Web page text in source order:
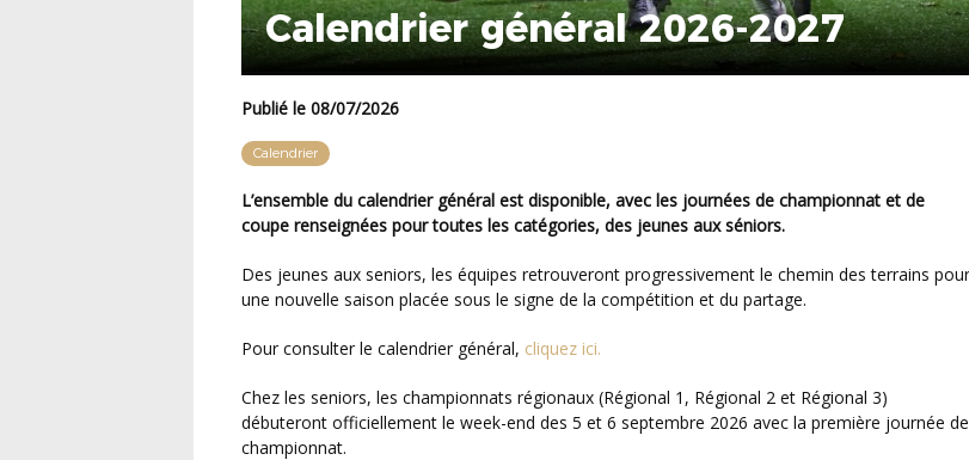
Calendrier général 2026-2027
Publié le 08/07/2026
Calendrier
L’ensemble du calendrier général est disponible, avec les journées de championnat et de
coupe renseignées pour toutes les catégories, des jeunes aux séniors.
Des jeunes aux seniors, les équipes retrouveront progressivement le chemin des terrains pour
une nouvelle saison placée sous le signe de la compétition et du partage.
Pour consulter le calendrier général, cliquez ici.
Chez les seniors, les championnats régionaux (Régional 1, Régional 2 et Régional 3)
débuteront officiellement le week-end des 5 et 6 septembre 2026 avec la première journée de
championnat.